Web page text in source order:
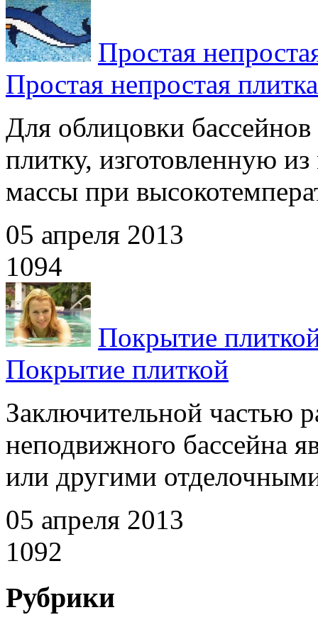
Простая
Простая непростая плитка
Для облицовки
плитку, изготовленную
массы при
05 апреля 2013
1094
Покрытие
Покрытие плиткой
Заключительной частью
неподвижного бассейна
или другими
05 апреля 2013
1092
Рубрики